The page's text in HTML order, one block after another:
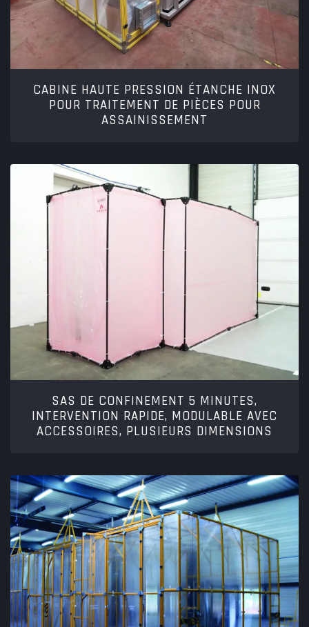
CABINE HAUTE PRESSION ÉTANCHE INOX
POUR TRAITEMENT DE PIÈCES POUR
ASSAINISSEMENT
SAS DE CONFINEMENT 5 MINUTES,
INTERVENTION RAPIDE, MODULABLE AVEC
ACCESSOIRES, PLUSIEURS DIMENSIONS